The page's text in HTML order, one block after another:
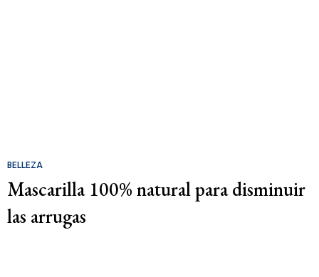
BELLEZA
Mascarilla 100% natural para disminuir
las arrugas